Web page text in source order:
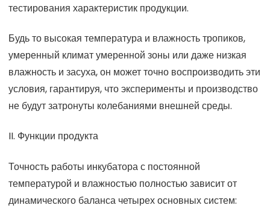
тестирования характеристик продукции.
Будь то высокая температура и влажность тропиков,
умеренный климат умеренной зоны или даже низкая
влажность и засуха, он может точно воспроизводить эти
условия, гарантируя, что эксперименты и производство
не будут затронуты колебаниями внешней среды.
II. Функции продукта
Точность работы инкубатора с постоянной
температурой и влажностью полностью зависит от
динамического баланса четырех основных систем: